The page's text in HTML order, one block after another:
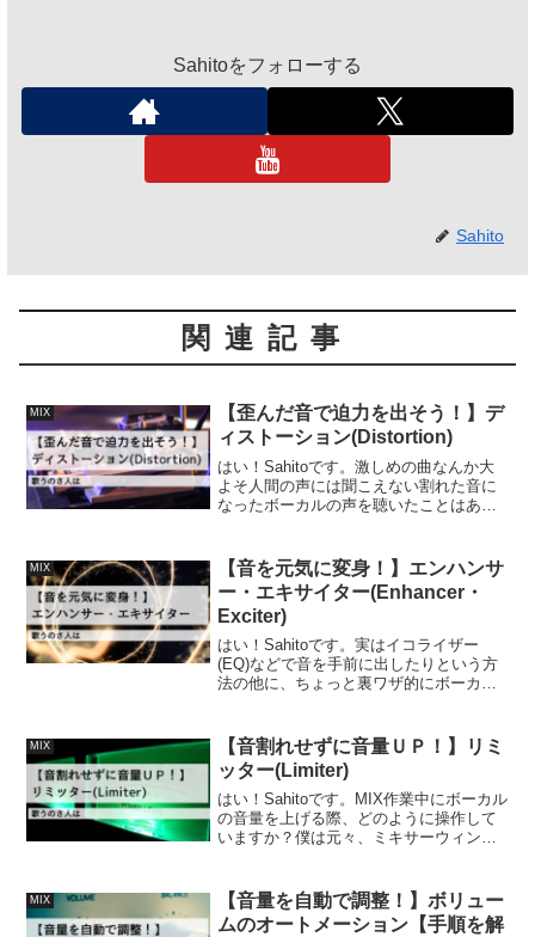
Sahitoをフォローする
Sahito
関連記事
MIX
【歪んだ音で迫力を出そう！】デ
ィストーション(Distortion)
はい！Sahitoです。激しめの曲なんか大
よそ人間の声には聞こえない割れた音に
なったボーカルの声を聴いたことはあり
ーカルの声かもしれません。曲を選びま
すが、簡...
MIX
【音を元気に変身！】エンハンサ
ー・エキサイター(Enhancer・
Exciter)
はい！Sahitoです。実はイコライザー
(EQ)などで音を手前に出したりという方
法の他に、ちょっと裏ワザ的にボーカル
れって感じですよね(笑)はい、今すぐお教
えします！そ...
MIX
【音割れせずに音量ＵＰ！】リミ
ッター(Limiter)
はい！Sahitoです。MIX作業中にボーカル
の音量を上げる際、どのように操作して
いますか？僕は元々、ミキサーウィンド
する恐れがあるんです。そこでリミッタ
ー(Lim...
MIX
【音量を自動で調整！】ボリュー
ムのオートメーション【手順を解